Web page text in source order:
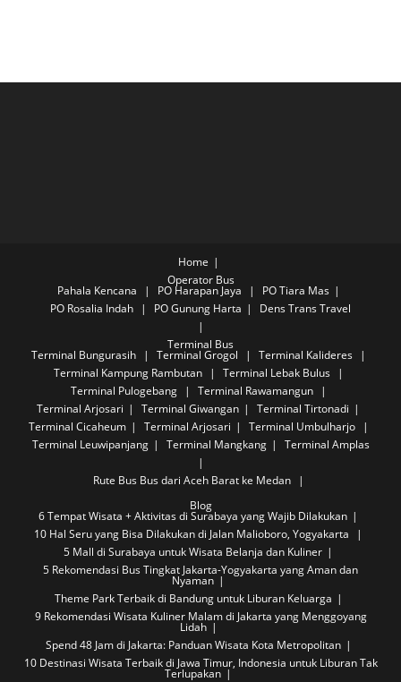
Home
Operator Bus
Pahala Kencana PO Harapan Jaya
PO Tiara Mas
PO Rosalia Indah
PO Gunung Harta Dens Trans Travel
Terminal Bus
Terminal Bungurasih Terminal Grogol
Terminal Kalideres
Terminal Kampung Rambutan
Terminal Lebak Bulus
Terminal Pulogebang
Terminal Rawamangun
Terminal Arjosari
Terminal Giwangan
Terminal Tirtonadi
Terminal Cicaheum
Terminal Arjosari
Terminal Umbulharjo
Terminal Leuwipanjang
Terminal Mangkang Terminal Amplas
Rute Bus Bus dari Aceh Barat ke Medan
Blog
6 Tempat Wisata + Aktivitas di Surabaya yang Wajib Dilakukan
10 Hal Seru yang Bisa Dilakukan di Jalan Malioboro, Yogyakarta
5 Mall di Surabaya untuk Wisata Belanja dan Kuliner
5 Rekomendasi Bus Tingkat Jakarta-Yogyakarta yang Aman dan
Nyaman
Theme Park Terbaik di Bandung untuk Liburan Keluarga
9 Rekomendasi Wisata Kuliner Malam di Jakarta yang Menggoyang
Lidah
Spend 48 Jam di Jakarta: Panduan Wisata Kota Metropolitan
10 Destinasi Wisata Terbaik di Jawa Timur, Indonesia untuk Liburan Tak
Terlupakan